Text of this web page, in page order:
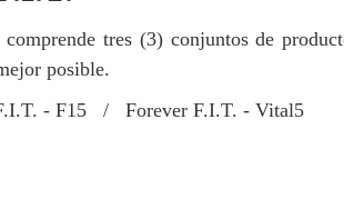
tres (3) conjuntos de
posible.
- F15 / Forever F.I.T. - Vital5